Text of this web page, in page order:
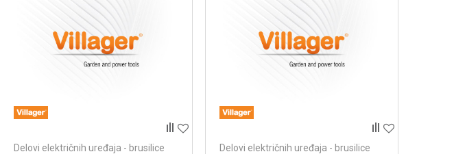
Delovi električnih uređaja - brusilice
Delovi električnih uređaja - brusilice